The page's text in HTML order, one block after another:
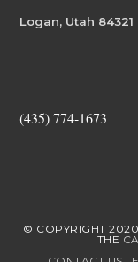
Logan, Utah 84321
(435) 774-1673
© COPYRIGHT
THE